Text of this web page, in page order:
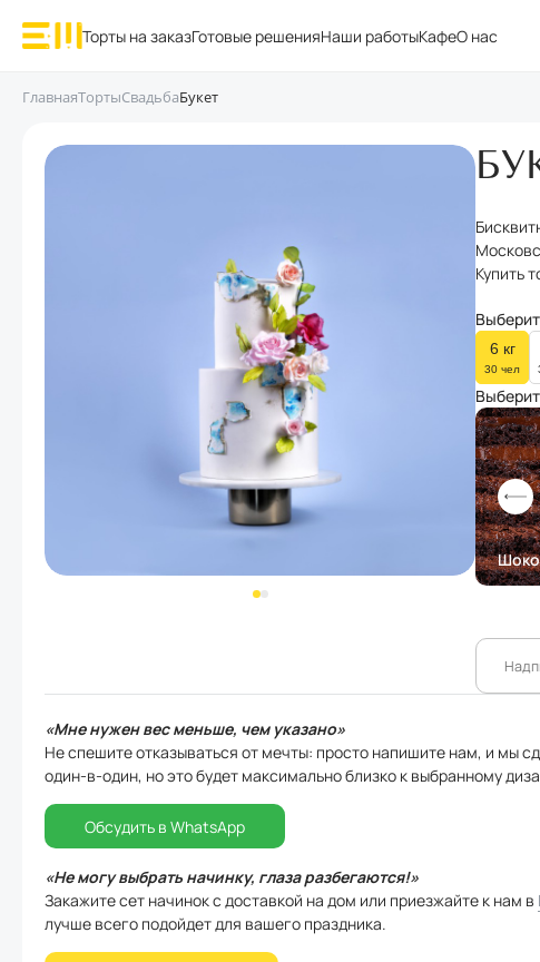
Торты на заказГотовые решенияНаши работыКафеО нас
ГлавнаяТортыСвадьбаБукет
Купить
6 кг
30 чел
«Мне нужен вес меньше, чем указано»
Не спешите отказываться от мечты: просто напишите нам, и мы
один-в-один, но это будет максимально близко к выбранному
Обсудить в WhatsApp
«Не могу выбрать начинку, глаза разбегаются!»
Закажите сет начинок с доставкой на дом или приезжайте к нам в
лучше всего подойдет для вашего праздника.